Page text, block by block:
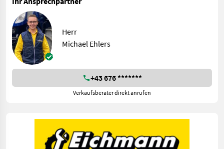
Herr
Michael Ehlers
+43 676 *******
Verkaufsberater direkt anrufen